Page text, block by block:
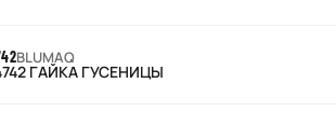
BLUMAQ
ГАЙКА ГУСЕНИЦЫ